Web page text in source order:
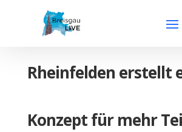
Rheinfelden erstellt
Konzept für mehr